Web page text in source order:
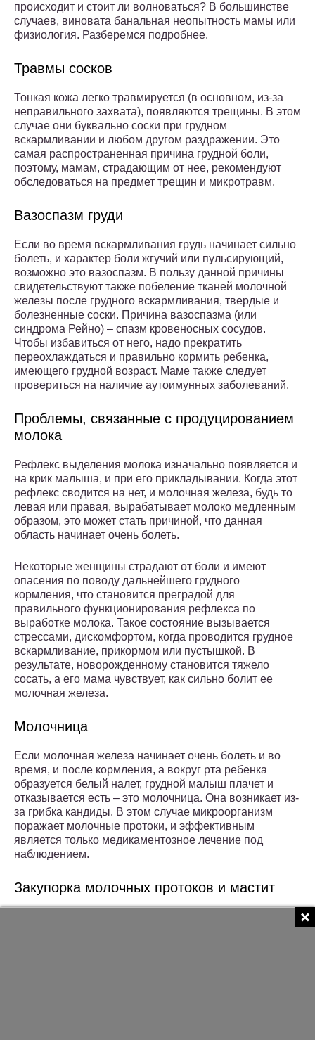
происходит и стоит ли волноваться? В большинстве
случаев, виновата банальная неопытность мамы или
физиология. Разберемся подробнее.
Травмы сосков
Тонкая кожа легко травмируется (в основном, из-за
неправильного захвата), появляются трещины. В этом
случае они буквально соски при грудном
вскармливании и любом другом раздражении. Это
самая распространенная причина грудной боли,
поэтому, мамам, страдающим от нее, рекомендуют
обследоваться на предмет трещин и микротравм.
Вазоспазм груди
Если во время вскармливания грудь начинает сильно
болеть, и характер боли жгучий или пульсирующий,
возможно это вазоспазм. В пользу данной причины
свидетельствуют также побеление тканей молочной
железы после грудного вскармливания, твердые и
болезненные соски. Причина вазоспазма (или
синдрома Рейно) – спазм кровеносных сосудов.
Чтобы избавиться от него, надо прекратить
переохлаждаться и правильно кормить ребенка,
имеющего грудной возраст. Маме также следует
провериться на наличие аутоимунных заболеваний.
Проблемы, связанные с продуцированием
молока
Рефлекс выделения молока изначально появляется и
на крик малыша, и при его прикладывании. Когда этот
рефлекс сводится на нет, и молочная железа, будь то
левая или правая, вырабатывает молоко медленным
образом, это может стать причиной, что данная
область начинает очень болеть.
Некоторые женщины страдают от боли и имеют
опасения по поводу дальнейшего грудного
кормления, что становится преградой для
правильного функционирования рефлекса по
выработке молока. Такое состояние вызывается
стрессами, дискомфортом, когда проводится грудное
вскармливание, прикормом или пустышкой. В
результате, новорожденному становится тяжело
сосать, а его мама чувствует, как сильно болит ее
молочная железа.
Молочница
Если молочная железа начинает очень болеть и во
время, и после кормления, а вокруг рта ребенка
образуется белый налет, грудной малыш плачет и
отказывается есть – это молочница. Она возникает из-
за грибка кандиды. В этом случае микроорганизм
поражает молочные протоки, и эффективным
является только медикаментозное лечение под
наблюдением.
Закупорка молочных протоков и мастит